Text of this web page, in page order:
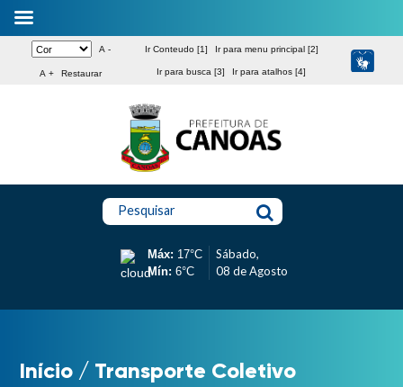
A -
A + Restaurar
Ir Conteudo [1] Ir para menu principal [2]
Ir para busca [3] Ir para atalhos [4]
Pesquisar
Máx: 17°C
Mín: 6°C
Sábado,
08 de Agosto
Início / Transporte Coletivo